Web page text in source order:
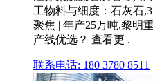
工物料与细度：石灰石
聚焦 | 年产25万吨,黎明
产线优选？ 查看更 .
联系电话: 180 3780 8511